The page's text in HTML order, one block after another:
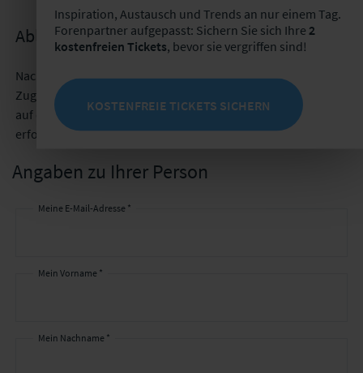
Ablauf der Bestellung
Nach der erfolgreichen Bestellung erhalten Sie zeitnah Ihre
Zugangsdaten per E-Mail. Bitte beachten Sie, dass der Zugriff
auf das Training über die Webseite www.forenakademie.de
erfolgt.
Angaben zu Ihrer Person
Meine E-Mail-Adresse *
Mein Vorname *
Mein Nachname *
Inspiration, Austausch und Trends an nur einem Tag.
Forenpartner aufgepasst: Sichern Sie sich Ihre 2
kostenfreien Tickets, bevor sie vergriffen sind!
KOSTENFREIE TICKETS SICHERN